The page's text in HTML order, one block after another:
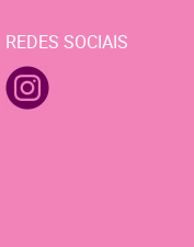
REDES SOCIAIS